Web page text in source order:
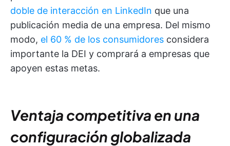
doble de interacción en LinkedIn que una
publicación media de una empresa. Del mismo
modo, el 60 % de los consumidores considera
importante la DEI y comprará a empresas que
apoyen estas metas.
Ventaja competitiva en una
configuración globalizada